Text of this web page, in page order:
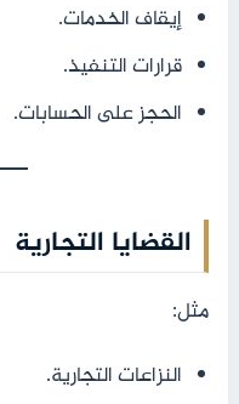
إيقاف الخدمات.
قرارات التنفيذ.
الحجز على الحسابات.
القضايا التجارية
مثل:
النزاعات التجارية.